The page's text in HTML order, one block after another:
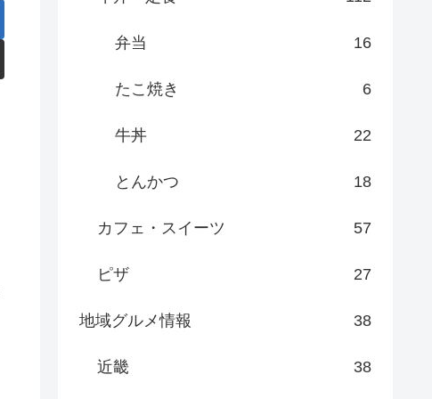
弁当 16
たこ焼き 6
牛丼 22
とんかつ 18
カフェ・スイーツ 57
ピザ 27
地域グルメ情報 38
近畿 38